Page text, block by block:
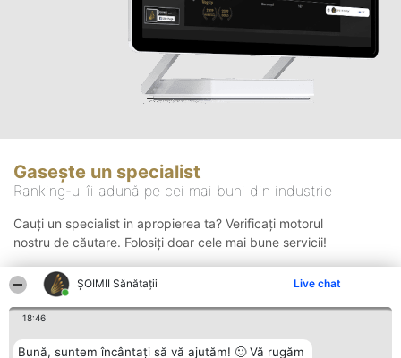
ŞOIMII Sănătații Live chat
18:46
Bună, suntem încântați să vă ajutăm! 🙂 Vă rugăm
Gasește un specialist
Ranking-ul îi adună pe cei mai buni din industrie
Cauți un specialist in apropierea ta? Verificați motorul
nostru de căutare. Folosiți doar cele mai bune servicii!